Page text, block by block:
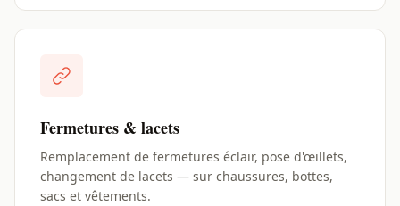
Fermetures & lacets
Remplacement de fermetures éclair, pose d'œillets,
changement de lacets — sur chaussures, bottes,
sacs et vêtements.